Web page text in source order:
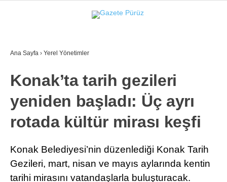
YEREL YÖNETIMLER
GÜNCEL
EKONOMI
POLITIKA
SAĞLIK
Ana Sayfa › Yerel Yönetimler
Konak’ta tarih gezileri
yeniden başladı: Üç ayrı
rotada kültür mirası keşfi
Konak Belediyesi’nin düzenlediği Konak Tarih
Gezileri, mart, nisan ve mayıs aylarında kentin
tarihi mirasını vatandaşlarla buluşturacak.